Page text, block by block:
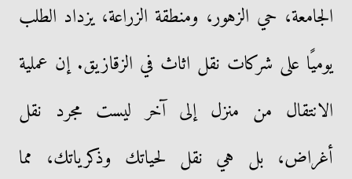
الجامعة، حي الزهور، ومنطقة الزراعة، يزداد الطلب
يوميًا على شركات نقل اثاث في الزقازيق. إن عملية
الانتقال من منزل إلى آخر ليست مجرد نقل
أغراض، بل هي نقل لحياتك وذكرياتك، مما